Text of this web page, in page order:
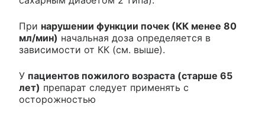
При нарушении функции почек (КК менее 80
мл/мин) начальная доза определяется в
зависимости от КК (см. выше).
У пациентов пожилого возраста (старше 65
лет) препарат следует применять с
осторожностью